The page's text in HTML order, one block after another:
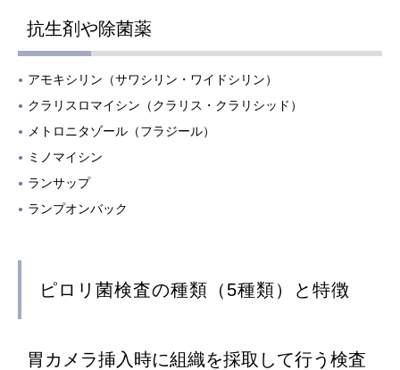
抗⽣剤や除菌薬
アモキシリン（サワシリン・ワイドシリン）
クラリスロマイシン（クラリス・クラリシッド）
メトロニタゾール（フラジール）
ミノマイシン
ランサップ
ランプオンバック
ピロリ菌検査の種類（5種類）と特徴
胃カメラ挿⼊時に組織を採取して⾏う検査